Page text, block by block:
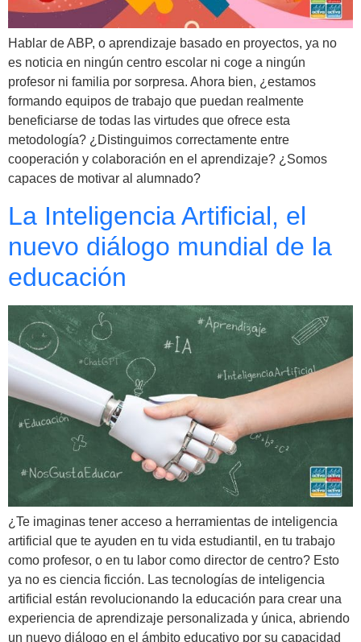
Hablar de ABP, o aprendizaje basado en proyectos, ya no
es noticia en ningún centro escolar ni coge a ningún
profesor ni familia por sorpresa. Ahora bien, ¿estamos
formando equipos de trabajo que puedan realmente
beneficiarse de todas las virtudes que ofrece esta
metodología? ¿Distinguimos correctamente entre
cooperación y colaboración en el aprendizaje? ¿Somos
capaces de motivar al alumnado?
La Inteligencia Artificial, el
nuevo diálogo mundial de la
educación
¿Te imaginas tener acceso a herramientas de inteligencia
artificial que te ayuden en tu vida estudiantil, en tu trabajo
como profesor, o en tu labor como director de centro? Esto
ya no es ciencia ficción. Las tecnologías de inteligencia
artificial están revolucionando la educación para crear una
experiencia de aprendizaje personalizada y única, abriendo
un nuevo diálogo en el ámbito educativo por su capacidad